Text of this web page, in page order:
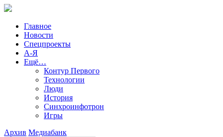
Главное
Новости
Спецпроекты
А-Я
Ещё…
Контур Первого
Технологии
Люди
История
Синхроинфотрон
Игры
Архив Медиабанк